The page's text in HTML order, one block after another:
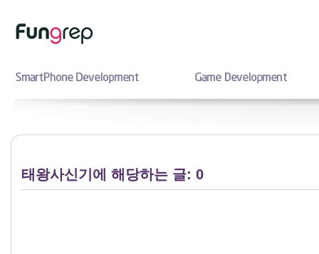
태왕사신기에 해당하는 글: 0